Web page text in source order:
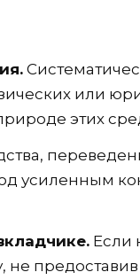
или
этих
усиленным
Если
не